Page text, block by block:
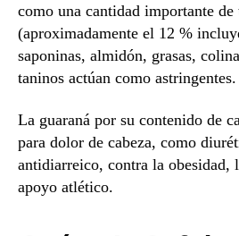
como una cantidad importante de
(aproximadamente el 12 %
saponinas, almidón, grasas,
taninos actúan como astringentes.
La guaraná por su contenido de
para dolor de cabeza, como
antidiarreico, contra la obesidad,
apoyo atlético.